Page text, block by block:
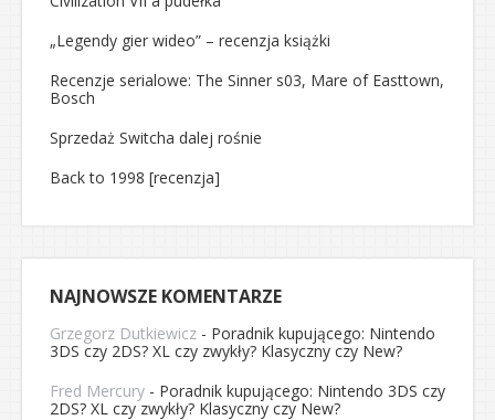
„Legendy gier wideo” – recenzja książki
Recenzje serialowe: The Sinner s03, Mare of Easttown,
Bosch
Sprzedaż Switcha dalej rośnie
Back to 1998 [recenzja]
NAJNOWSZE KOMENTARZE
Grzegorz Dutkiewicz - Poradnik kupującego: Nintendo
3DS czy 2DS? XL czy zwykły? Klasyczny czy New?
Fred Mercury - Poradnik kupującego: Nintendo 3DS czy
2DS? XL czy zwykły? Klasyczny czy New?